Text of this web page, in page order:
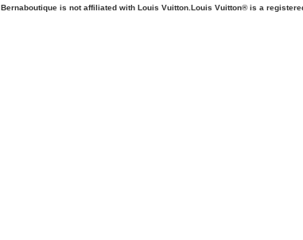
Bernaboutique is not affiliated with Louis Vuitton.Louis Vuitton® is a